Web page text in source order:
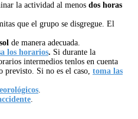
la actividad al menos dos horas
que el grupo se disgregue. El
de manera adecuada.
los horarios. Si durante la
intermedios tenlos en cuenta
previsto. Si no es el caso, toma las
.
.